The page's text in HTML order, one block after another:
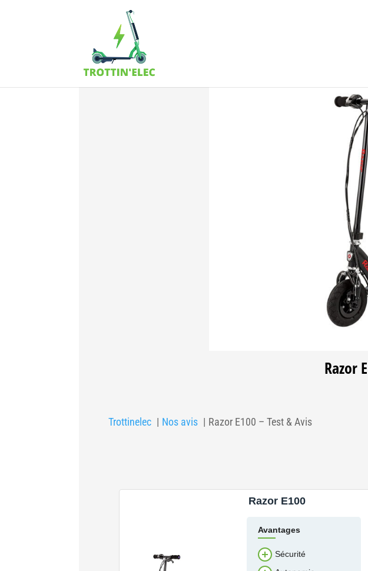
Razor
Trottinelec Nos avis Razor E100 – Test & Avis
Razor E100
Avantages
Sécurité